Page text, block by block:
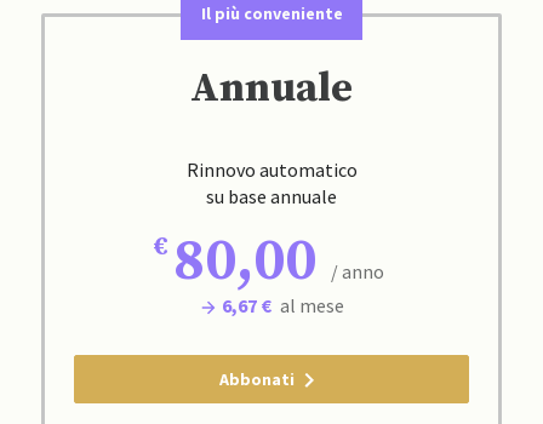
Il più conveniente
Annuale
Rinnovo automatico
su base annuale
80,00
/ anno
6,67 € al mese
Abbonati